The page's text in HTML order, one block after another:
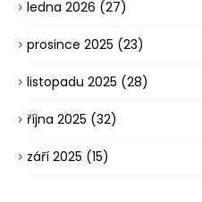
ledna 2026 (27)
prosince 2025 (23)
listopadu 2025 (28)
října 2025 (32)
září 2025 (15)